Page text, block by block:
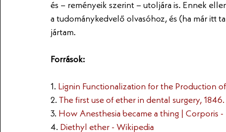
és – reményeik szerint – utoljára is. Ennek
a tudománykedvelő olvasóhoz, és (ha már itt
jártam.
Források:
1. Lignin Functionalization for the Production
2. The first use of ether in dental surgery,
3. How Anesthesia became a thing | Corporis -
4. Diethyl ether - Wikipedia